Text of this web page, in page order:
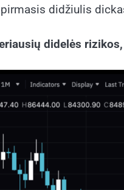
didžiulis
didelės